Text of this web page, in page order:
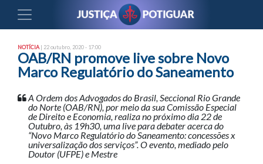
NOTÍCIA | 22 outubro, 2020 - 17:00
OAB/RN promove live sobre Novo
Marco Regulatório do Saneamento
A Ordem dos Advogados do Brasil, Seccional Rio Grande
do Norte (OAB/RN), por meio da sua Comissão Especial
de Direito e Economia, realiza no próximo dia 22 de
Outubro, às 19h30, uma live para debater acerca do
“Novo Marco Regulatório do Saneamento: concessões x
universalização dos serviços”. O evento, mediado pelo
Doutor (UFPE) e Mestre